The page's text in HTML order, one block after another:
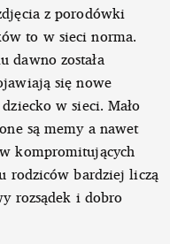
z porodówki
to w sieci norma.
dawno została
się nowe
w sieci. Mało
są memy a nawet
kompromitujących
rodziców bardziej liczą
rozsądek i dobro